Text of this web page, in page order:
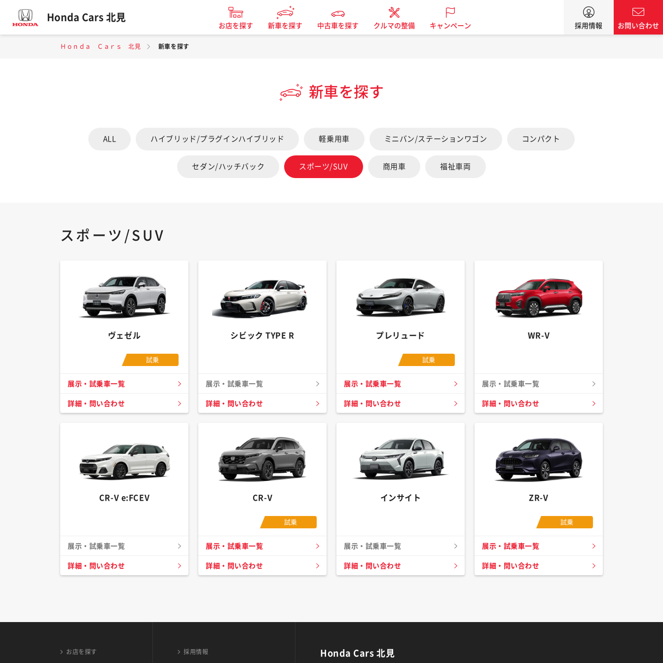
Honda Cars 北見
お店を探す 新車を探す 中古車を探す クルマの整備 キャンペーン 採用情報 お問い合わせ
Ｈｏｎｄａ Ｃａｒｓ 北見 新車を探す
新車を探す
ALL ハイブリッド/プラグインハイブリッド 軽乗用車 ミニバン/ステーションワゴン コンパクト
セダン/ハッチバック スポーツ/SUV 商用車 福祉車両
スポーツ/SUV
ヴェゼル
試乗
展示・試乗車一覧
詳細・問い合わせ
シビック TYPE R
展示・試乗車一覧
詳細・問い合わせ
プレリュード
試乗
展示・試乗車一覧
詳細・問い合わせ
WR-V
展示・試乗車一覧
詳細・問い合わせ
CR-V e:FCEV
展示・試乗車一覧
詳細・問い合わせ
CR-V
試乗
展示・試乗車一覧
詳細・問い合わせ
インサイト
展示・試乗車一覧
詳細・問い合わせ
ZR-V
試乗
展示・試乗車一覧
詳細・問い合わせ
お店を探す 採用情報 Honda Cars 北見